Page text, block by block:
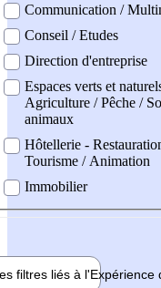
Communication /
Conseil / Etudes
Direction d'entreprise
Espaces verts et
Agriculture / Pêche /
animaux
Hôtellerie -
Tourisme / Animation
Immobilier
filtres liés à l'Expérience